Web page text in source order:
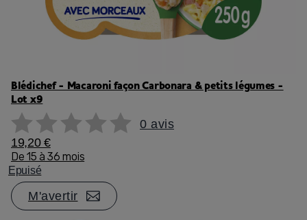
Blédichef - Macaroni façon Carbonara & petits légumes -
Lot x9
0 avis
19,20 €
De 15 à 36 mois
Epuisé
M'avertir